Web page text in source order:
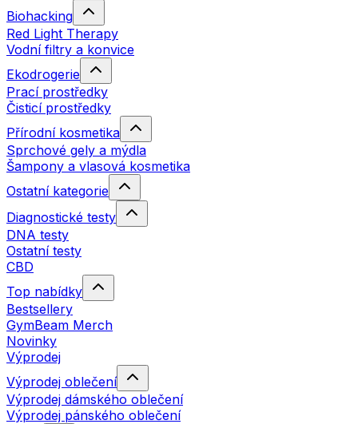
Biohacking
Red Light Therapy
Vodní filtry a konvice
Ekodrogerie
Prací prostředky
Čisticí prostředky
Přírodní kosmetika
Sprchové gely a mýdla
Šampony a vlasová kosmetika
Ostatní kategorie
Diagnostické testy
DNA testy
Ostatní testy
CBD
Top nabídky
Bestsellery
GymBeam Merch
Novinky
Výprodej
Výprodej oblečení
Výprodej dámského oblečení
Výprodej pánského oblečení